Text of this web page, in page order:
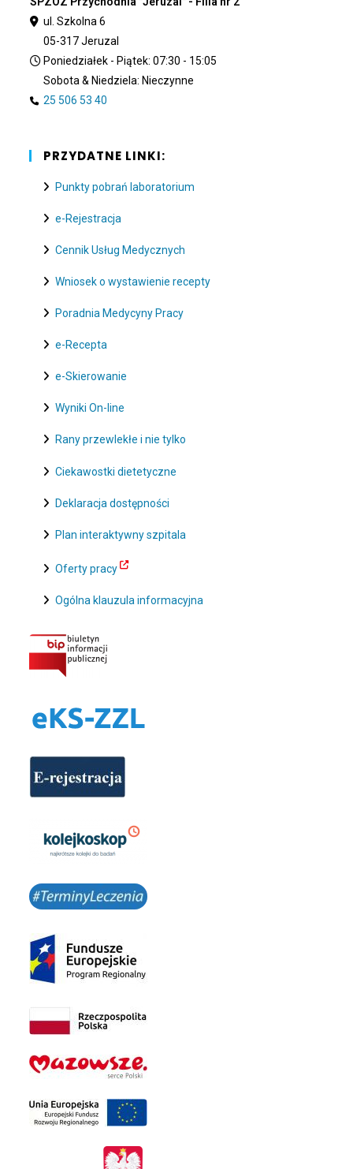
ul. Szkolna 6
05-317 Jeruzal
Poniedziałek - Piątek: 07:30 - 15:05
Sobota & Niedziela: Nieczynne
25 506 53 40
PRZYDATNE LINKI:
Punkty pobrań laboratorium
e-Rejestracja
Cennik Usług Medycznych
Wniosek o wystawienie recepty
Poradnia Medycyny Pracy
e-Recepta
e-Skierowanie
Wyniki On-line
Rany przewlekłe i nie tylko
Ciekawostki dietetyczne
Deklaracja dostępności
Plan interaktywny szpitala
Oferty pracy
Ogólna klauzula informacyjna